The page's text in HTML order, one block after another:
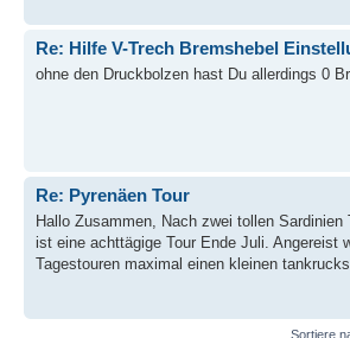
Re: Hilfe V-Trech Bremshebel
ohne den Druckbolzen hast Du allerdings 0
Re: Pyrenäen Tour
Hallo Zusammen, Nach zwei tollen
ist eine achttägige Tour Ende Juli. Angereist
Tagestouren maximal einen kleinen
Sortiere